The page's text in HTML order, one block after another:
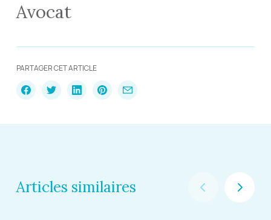
Avocat
PARTAGER CET ARTICLE
Articles similaires